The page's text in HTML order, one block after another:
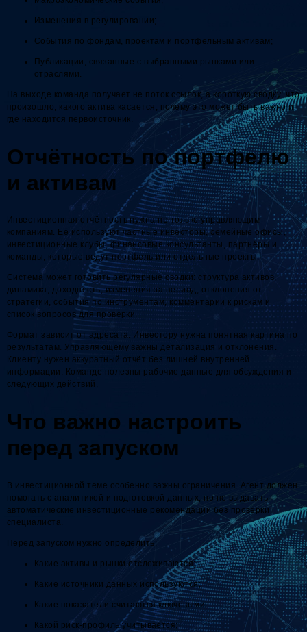
Изменения в регулировании;
События по фондам, проектам и портфельным активам;
Публикации, связанные с выбранными рынками или
отраслями.
На выходе команда получает не поток ссылок, а короткую сводку: что
произошло, какого актива касается, почему это может быть важно и
где находится первоисточник.
Отчётность по портфелю
и активам
Инвестиционная отчётность нужна не только управляющим
компаниям. Её используют частные инвесторы, семейные офисы,
инвестиционные клубы, финансовые консультанты, партнёры и
команды, которые ведут портфель или отдельные проекты.
Система может готовить регулярные сводки: структура активов,
динамика, доходность, изменения за период, отклонения от
стратегии, события по инструментам, комментарии к рискам и
список вопросов для проверки.
Формат зависит от адресата. Инвестору нужна понятная картина по
результатам. Управляющему важны детализация и отклонения.
Клиенту нужен аккуратный отчёт без лишней внутренней
информации. Команде полезны рабочие данные для обсуждения и
следующих действий.
Что важно настроить
перед запуском
В инвестиционной теме особенно важны ограничения. Агент должен
помогать с аналитикой и подготовкой данных, но не выдавать
автоматические инвестиционные рекомендации без проверки
специалиста.
Перед запуском нужно определить:
Какие активы и рынки отслеживаются;
Какие источники данных используются;
Какие показатели считаются ключевыми;
Какой риск-профиль учитывается;